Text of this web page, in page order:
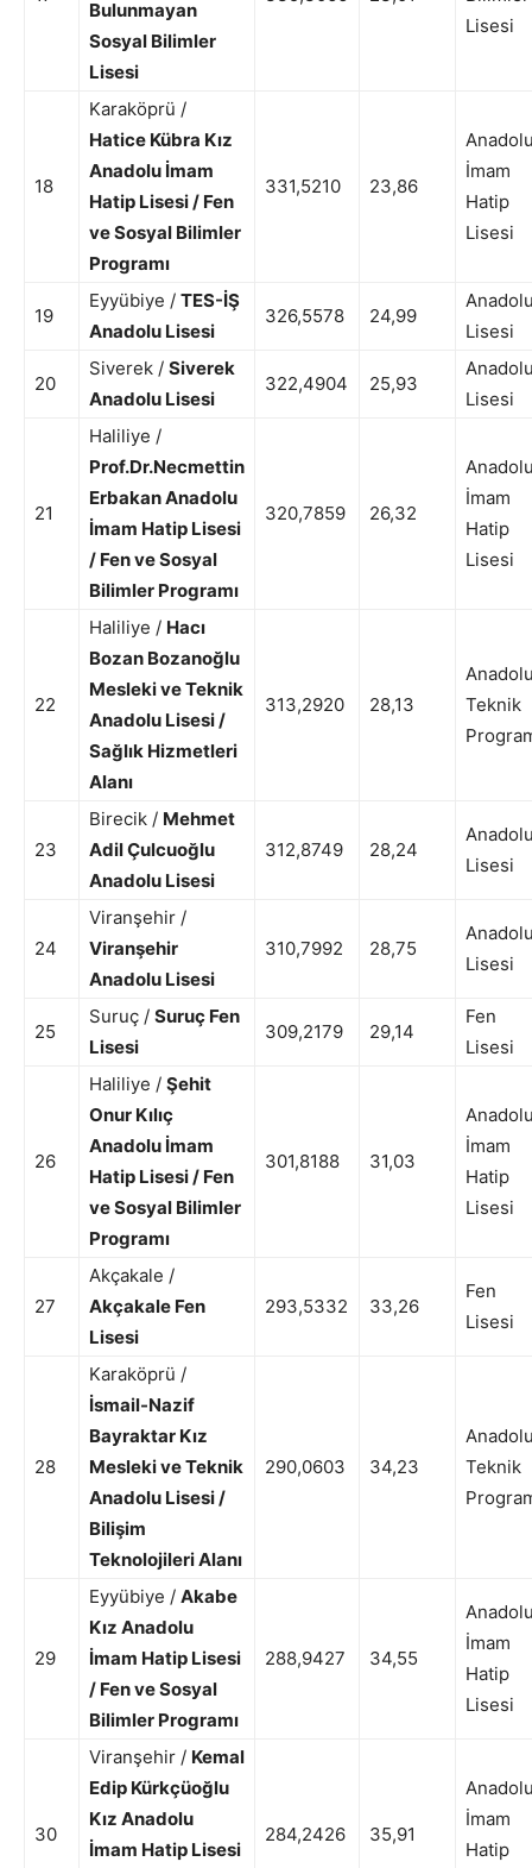
Bulunmayan
Sosyal Bilimler
Lisesi
Lisesi
18
Karaköprü /
Hatice Kübra Kız
Anadolu İmam
Hatip Lisesi / Fen
ve Sosyal Bilimler
Programı
331,5210 23,86
İmam
Hatip
Lisesi
19
Eyyübiye / TES-İŞ
Anadolu Lisesi
326,5578 24,99
Lisesi
20
Siverek / Siverek
Anadolu Lisesi
322,4904 25,93
Lisesi
21
Haliliye /
Prof.Dr.Necmettin
Erbakan Anadolu
İmam Hatip Lisesi
/ Fen ve Sosyal
Bilimler Programı
320,7859 26,32
İmam
Hatip
Lisesi
22
Haliliye / Hacı
Bozan Bozanoğlu
Mesleki ve Teknik
Anadolu Lisesi /
Sağlık Hizmetleri
Alanı
313,2920 28,13
Teknik
23
Birecik / Mehmet
Adil Çulcuoğlu
Anadolu Lisesi
312,8749 28,24
Lisesi
24
Viranşehir /
Viranşehir
Anadolu Lisesi
310,7992 28,75
Lisesi
25
Suruç / Suruç Fen
Lisesi
309,2179 29,14
Fen
Lisesi
26
Haliliye / Şehit
Onur Kılıç
Anadolu İmam
Hatip Lisesi / Fen
ve Sosyal Bilimler
Programı
301,8188 31,03
İmam
Hatip
Lisesi
27
Akçakale /
Akçakale Fen
Lisesi
293,5332 33,26
Fen
Lisesi
28
Karaköprü /
İsmail-Nazif
Bayraktar Kız
Mesleki ve Teknik
Anadolu Lisesi /
Bilişim
Teknolojileri Alanı
290,0603 34,23
Teknik
29
Eyyübiye / Akabe
Kız Anadolu
İmam Hatip Lisesi
/ Fen ve Sosyal
Bilimler Programı
288,9427 34,55
İmam
Hatip
Lisesi
30
Viranşehir / Kemal
Edip Kürkçüoğlu
Kız Anadolu
İmam Hatip Lisesi
284,2426 35,91
İmam
Hatip